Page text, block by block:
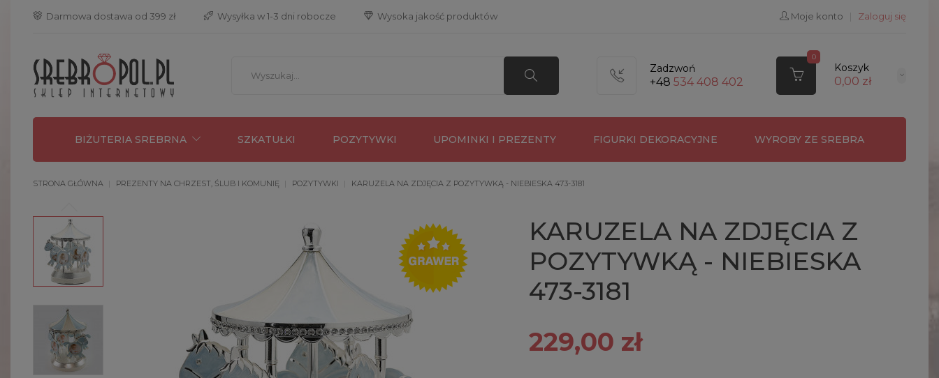
 Darmowa dostawa od 399 zł  Wysyłka w 1-3 dni robocze  Wysoka jakość produktów Moje konto Zaloguj się
Zadzwoń
+48 534 408 402
0
Koszyk
0,00 zł
BIŻUTERIA SREBRNA SZKATUŁKI POZYTYWKI UPOMINKI I PREZENTY FIGURKI DEKORACYJNE WYROBY ZE SREBRA
STRONA GŁÓWNA PREZENTY NA CHRZEST, ŚLUB I KOMUNIĘ POZYTYWKI KARUZELA NA ZDJĘCIA Z POZYTYWKĄ - NIEBIESKA 473-3181
KARUZELA NA ZDJĘCIA Z
POZYTYWKĄ - NIEBIESKA
473-3181
229,00 zł